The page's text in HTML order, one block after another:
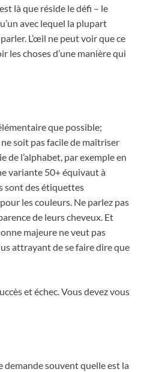
là que réside le défi – le
avec lequel la plupart
L’œil ne peut voir que ce
les choses d’une manière qui
que possible;
soit pas facile de maîtriser
de l’alphabet, par exemple en
variante 50+ équivaut à
sont des étiquettes
les couleurs. Ne parlez pas
de leurs cheveux. Et
majeure ne veut pas
attrayant de se faire dire que
et échec. Vous devez vous
demande souvent quelle est la